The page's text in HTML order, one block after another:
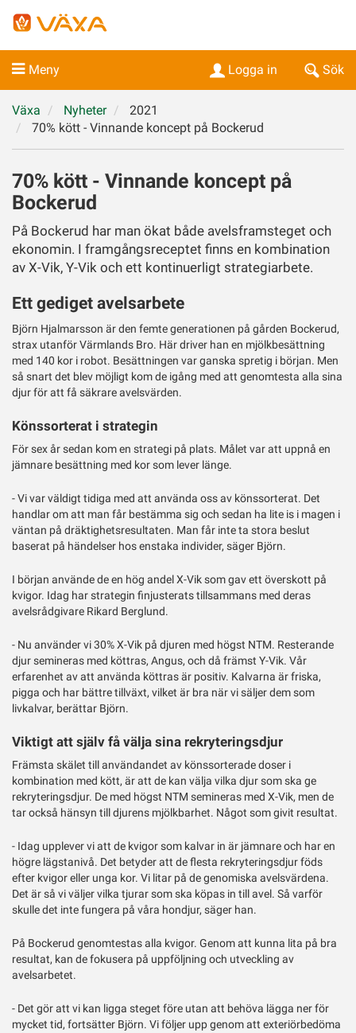
Meny Sök
Logga in
Växa Nyheter
2021
70% kött - Vinnande koncept på Bockerud
70% kött - Vinnande koncept på
Bockerud
På Bockerud har man ökat både avelsframsteget och
ekonomin. I framgångsreceptet finns en kombination
av X-Vik, Y-Vik och ett kontinuerligt strategiarbete.
Ett gediget avelsarbete
Björn Hjalmarsson är den femte generationen på gården Bockerud,
strax utanför Värmlands Bro. Här driver han en mjölkbesättning
med 140 kor i robot. Besättningen var ganska spretig i början. Men
så snart det blev möjligt kom de igång med att genomtesta alla sina
djur för att få säkrare avelsvärden.
Könssorterat i strategin
För sex år sedan kom en strategi på plats. Målet var att uppnå en
jämnare besättning med kor som lever länge.
- Vi var väldigt tidiga med att använda oss av könssorterat. Det
handlar om att man får bestämma sig och sedan ha lite is i magen i
väntan på dräktighetsresultaten. Man får inte ta stora beslut
baserat på händelser hos enstaka individer, säger Björn.
I början använde de en hög andel X-Vik som gav ett överskott på
kvigor. Idag har strategin finjusterats tillsammans med deras
avelsrådgivare Rikard Berglund.
- Nu använder vi 30% X-Vik på djuren med högst NTM. Resterande
djur semineras med köttras, Angus, och då främst Y-Vik. Vår
erfarenhet av att använda köttras är positiv. Kalvarna är friska,
pigga och har bättre tillväxt, vilket är bra när vi säljer dem som
livkalvar, berättar Björn.
Viktigt att själv få välja sina rekryteringsdjur
Främsta skälet till användandet av könssorterade doser i
kombination med kött, är att de kan välja vilka djur som ska ge
rekryteringsdjur. De med högst NTM semineras med X-Vik, men de
tar också hänsyn till djurens mjölkbarhet. Något som givit resultat.
- Idag upplever vi att de kvigor som kalvar in är jämnare och har en
högre lägstanivå. Det betyder att de flesta rekryteringsdjur föds
efter kvigor eller unga kor. Vi litar på de genomiska avelsvärdena.
Det är så vi väljer vilka tjurar som ska köpas in till avel. Så varför
skulle det inte fungera på våra hondjur, säger han.
På Bockerud genomtestas alla kvigor. Genom att kunna lita på bra
resultat, kan de fokusera på uppföljning och utveckling av
avelsarbetet.
- Det gör att vi kan ligga steget före utan att behöva lägga ner för
mycket tid, fortsätter Björn. Vi följer upp genom att exteriörbedöma